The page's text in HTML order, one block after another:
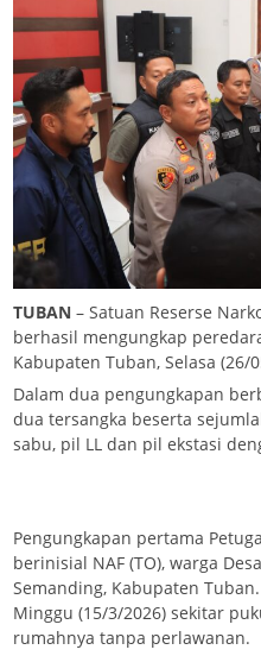
TUBAN – Satuan Reserse
berhasil mengungkap
Kabupaten Tuban, Selasa (26/
Dalam dua pengungkapan
dua tersangka beserta
sabu, pil LL dan pil ekstasi
Pengungkapan pertama
berinisial NAF (TO), warga
Semanding, Kabupaten
Minggu (15/3/2026) sekitar
rumahnya tanpa perlawanan.